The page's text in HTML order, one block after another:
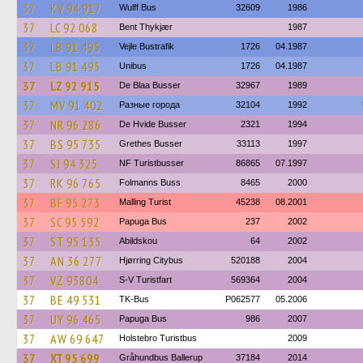
37 KV 94 917 Wulff Bus 32609 1986
37 LC 92 068 Bent Thykjær 1987
37 LB 91 495 Vejle Bustrafik 1726 04.1987
37 LB 91 495 Unibus 1726 04.1987
37 LZ 92 915 De Blaa Busser 32967 1989
37 MV 91 402 Разные города 32104 1992
37 NR 96 286 De Hvide Busser 2321 1994
37 BS 95 735 Grethes Busser 33113 1997
37 SJ 94 325 NF Turistbusser 86865 07.1997
37 RK 96 765 Folmanns Buss 8465 2000
37 BF 95 273 Malling Turist 45238 08.2001
37 SC 95 592 Papuga Bus 237 2002
37 ST 95 135 Abildskou 64 2002
37 AN 36 277 Hjørring Citybus 520188 2004
37 VZ 93804 S-V Turistfart 569364 2004
37 BE 49 531 TK-Bus P062577 05.2006
37 UY 96 465 Papuga Bus 986 2007
37 AW 69 647 Holstebro Turistbus 2009
37 XT 95 699 Gråhundbus Ballerup 37184 2014